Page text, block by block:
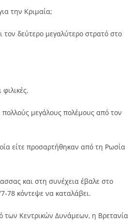
την Κριμαία;
δεύτερο μεγαλύτερο στρατό στο
μεγάλους πολέμους από τον
είτε προσαρτήθηκαν από τη Ρωσία
και στη συνέχεια έβαλε στο
78 κόντεψε να καταλάβει.
των Κεντρικών Δυνάμεων, η Βρετανία